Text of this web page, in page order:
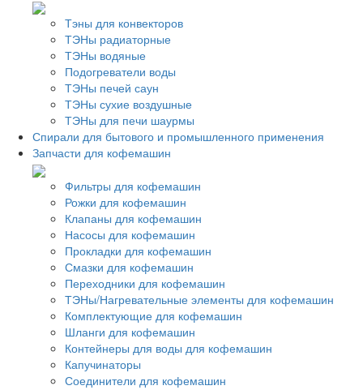
Тэны для конвекторов
ТЭНы радиаторные
ТЭНы водяные
Подогреватели воды
ТЭНы печей саун
ТЭНы сухие воздушные
ТЭНы для печи шаурмы
Спирали для бытового и промышленного применения
Запчасти для кофемашин
Фильтры для кофемашин
Рожки для кофемашин
Клапаны для кофемашин
Насосы для кофемашин
Прокладки для кофемашин
Смазки для кофемашин
Переходники для кофемашин
ТЭНы/Нагревательные элементы для кофемашин
Комплектующие для кофемашин
Шланги для кофемашин
Контейнеры для воды для кофемашин
Капучинаторы
Соединители для кофемашин